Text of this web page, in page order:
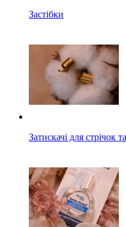
Застібки
Затискачі для стрічок